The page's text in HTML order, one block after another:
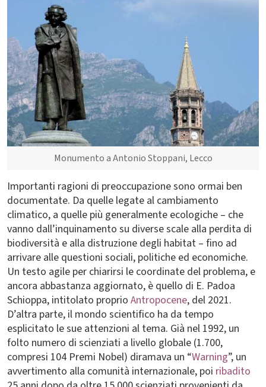
Monumento a Antonio Stoppani, Lecco
Importanti ragioni di preoccupazione sono ormai ben
documentate. Da quelle legate al cambiamento
climatico, a quelle più generalmente ecologiche – che
vanno dall’inquinamento su diverse scale alla perdita di
biodiversità e alla distruzione degli habitat – fino ad
arrivare alle questioni sociali, politiche ed economiche.
Un testo agile per chiarirsi le coordinate del problema, e
ancora abbastanza aggiornato, è quello di E. Padoa
Schioppa, intitolato proprio Antropocene, del 2021.
D’altra parte, il mondo scientifico ha da tempo
esplicitato le sue attenzioni al tema. Già nel 1992, un
folto numero di scienziati a livello globale (1.700,
compresi 104 Premi Nobel) diramava un “Warning”, un
avvertimento alla comunità internazionale, poi ribadito